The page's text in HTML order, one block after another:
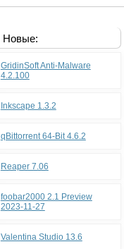
Новые:
GridinSoft Anti-Malware
4.2.100
Inkscape 1.3.2
qBittorrent 64-Bit 4.6.2
Reaper 7.06
foobar2000 2.1 Preview
2023-11-27
Valentina Studio 13.6